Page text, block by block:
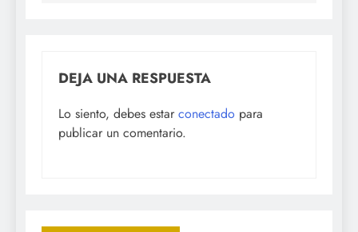
DEJA UNA RESPUESTA
Lo siento, debes estar conectado para
publicar un comentario.